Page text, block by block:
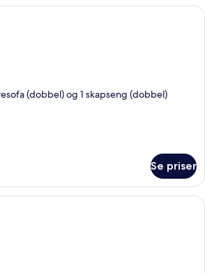
Suite – junior | Blendingsgardiner,
(dobbel) og 1 skapseng (dobbel)
Se priser
Suite (Master) | Blendingsgardiner,